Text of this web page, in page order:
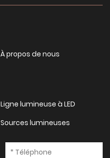
À propos de nous
Ligne lumineuse à LED
Sources lumineuses